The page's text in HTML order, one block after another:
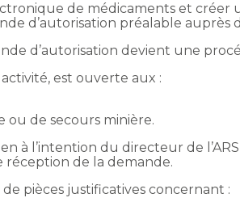
de médicaments et créer
d’autorisation préalable auprès
d’autorisation devient une
est ouverte aux :
ou de secours minière.
à l’intention du directeur de
réception de la demande.
pièces justificatives concernant :